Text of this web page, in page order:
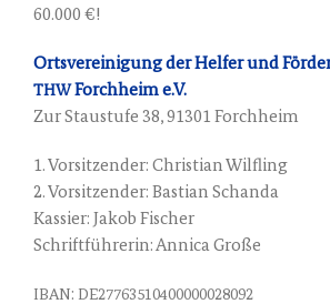
60.000 €!
Orts­ver­ei­ni­gung der Hel­fer und
THWForch­heim e.V.
Zur Stau­stu­fe 38, 91301 Forchheim
1. Vor­sit­zen­der: Chris­ti­an Wilfling
2. Vor­sit­zen­der: Bas­ti­an Schanda
Kas­sier: Jakob Fischer
Schrift­füh­re­rin: Anni­ca Große
IBAN : DE27763510400000028092